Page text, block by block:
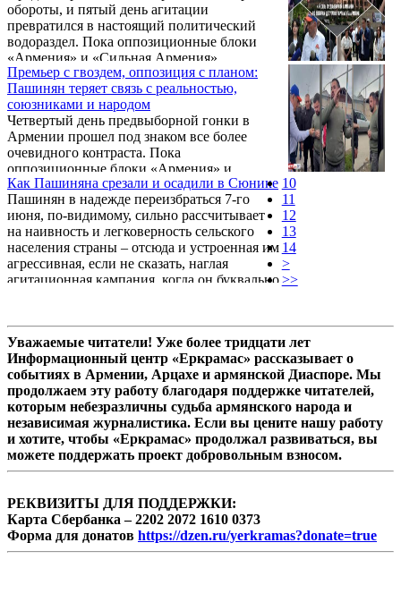
формировалась пропорционально
населению регионов и Еревана путем
случайного набора мобильных и
стационарных телефонных номеров (метод
RDD — Random Digit Dialing). Отмечается,
что максимальная погрешность не
превышает ...
обороты, и пятый день агитации
превратился в настоящий политический
водораздел. Пока оппозиционные блоки
«Армения» и «Сильная Армения»
демонстрировали четкое видение будущего,
предлагая гражданам конкретные решения
и вселяя надежду, предвыборный тур
Никола Пашиняна и его «Гражданского
договора» по Еревану обернулся очередным
парадом неловких ситуаций, скандалов и
угроз, наглядно показав, насколько далека
нынешняя власть от своего народа.
Премьер с гвоздем, оппозиция с планом:
Пашинян теряет связь с реальностью,
союзниками и народом
Четвертый день предвыборной гонки в
Армении прошел под знаком все более
очевидного контраста. Пока
оппозиционные блоки «Армения» и
«Сильная Армения» представляли
гражданам конкретные, прагматичные
программы по возрождению страны, лидер
правящей партии «Гражданский договор»
Никол Пашинян провел день в привычных
для себя баталиях с простыми людьми и
неуклюжих попытках оправдать
Как Пашиняна срезали и осадили в Сюнике
Пашинян в надежде переизбраться 7-го
июня, по-видимому, сильно рассчитывает
на наивность и легковерность сельского
населения страны – отсюда и устроенная им
агрессивная, если не сказать, наглая
агитационная кампания, когда он буквально
память сразу приходит известный рассказ
Василия Шукшина «Срезал», в котором
простой деревенский житель своими
внешне вежливыми высказываниями
ставит в тупик приезжего «образованного»
...
10
11
12
13
14
>
>>
Уважаемые читатели! Уже более тридцати лет
Информационный центр «Еркрамас» рассказывает о
событиях в Армении, Арцахе и армянской Диаспоре. Мы
продолжаем эту работу благодаря поддержке читателей,
которым небезразличны судьба армянского народа и
независимая журналистика. Если вы цените нашу работу
и хотите, чтобы «Еркрамас» продолжал развиваться, вы
можете поддержать проект добровольным взносом.
РЕКВИЗИТЫ ДЛЯ ПОДДЕРЖКИ:
Карта Сбербанка – 2202 2072 1610 0373
Форма для донатов https://dzen.ru/yerkramas?donate=true